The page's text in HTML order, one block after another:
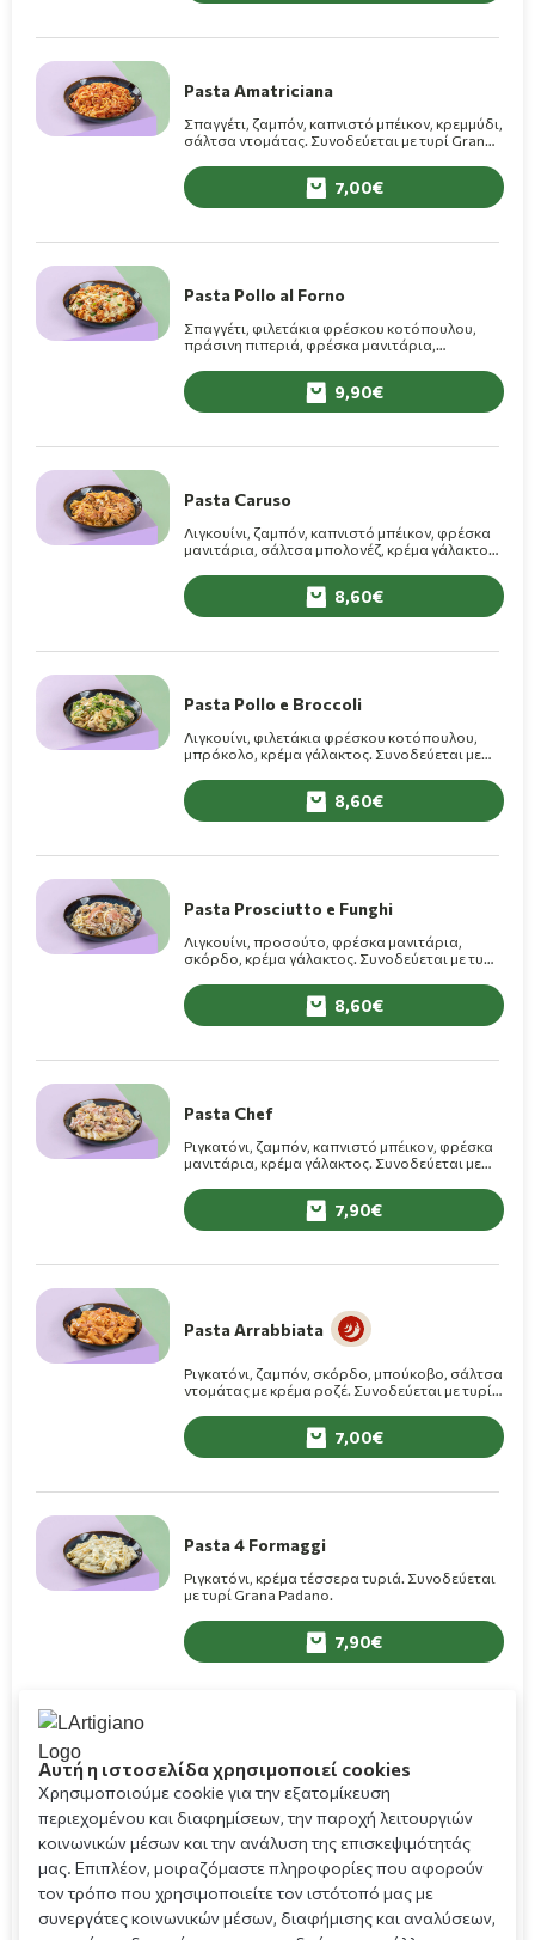
Pasta Amatriciana
Σπαγγέτι, ζαμπόν, καπνιστό μπέικον, κρεμμύδι,
σάλτσα ντομάτας. Συνοδεύεται με τυρί Grana
7,00
Pasta Pollo al Forno
Σπαγγέτι, φιλετάκια φρέσκου κοτόπουλου,
πράσινη πιπεριά, φρέσκα μανιτάρια,
φούρνο.
9,90
Pasta Caruso
Λιγκουίνι, ζαμπόν, καπνιστό μπέικον, φρέσκα
μανιτάρια, σάλτσα μπολονέζ, κρέμα γάλακτος.
8,60
Pasta Pollo e Broccoli
Λιγκουίνι, φιλετάκια φρέσκου κοτόπουλου,
μπρόκολο, κρέμα γάλακτος. Συνοδεύεται με
8,60
Pasta Prosciutto e Funghi
Λιγκουίνι, προσούτο, φρέσκα μανιτάρια,
σκόρδο, κρέμα γάλακτος. Συνοδεύεται με τυρί
8,60
Pasta Chef
Ριγκατόνι, ζαμπόν, καπνιστό μπέικον, φρέσκα
μανιτάρια, κρέμα γάλακτος. Συνοδεύεται με
7,90
Pasta Arrabbiata
Ριγκατόνι, ζαμπόν, σκόρδο, μπούκοβο, σάλτσα
ντομάτας με κρέμα ροζέ. Συνοδεύεται με τυρί
7,00
Pasta 4 Formaggi
Ριγκατόνι, κρέμα τέσσερα τυριά. Συνοδεύεται
με τυρί Grana Padano.
7,90
Ριγκατόνι, φιλετάκια φρέσκου κοτόπουλου,
φρέσκα μανιτάρια, σάλτσα ντομάτας, κρέμα
ροζέ. Συνοδεύεται με τυρί Grana Padano.
8,60
Αυτή η ιστοσελίδα χρησιμοποιεί cookies
Χρησιμοποιούμε cookie για την εξατομίκευση
περιεχομένου και διαφημίσεων, την παροχή λειτουργιών
κοινωνικών μέσων και την ανάλυση της επισκεψιμότητάς
μας. Επιπλέον, μοιραζόμαστε πληροφορίες που αφορούν
τον τρόπο που χρησιμοποιείτε τον ιστότοπό μας με
συνεργάτες κοινωνικών μέσων, διαφήμισης και αναλύσεων,